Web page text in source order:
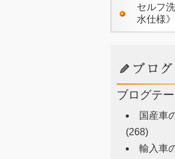
セルフ
水仕様》
ブログテ
国産車
(268)
輸入車